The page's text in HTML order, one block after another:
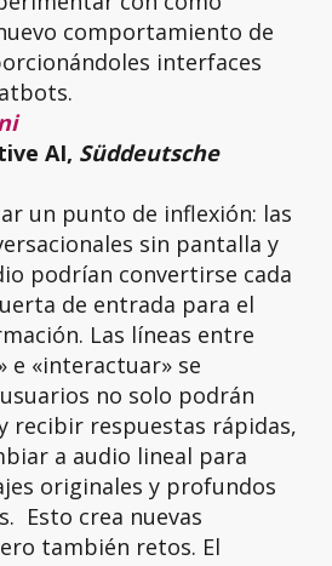
comportamiento de
interfaces
AI, Süddeutsche
un punto de inflexión: las
sin pantalla y
podrían convertirse cada
de entrada para el
Las líneas entre
e «interactuar» se
no solo podrán
recibir respuestas rápidas,
a audio lineal para
originales y profundos
Esto crea nuevas
también retos. El